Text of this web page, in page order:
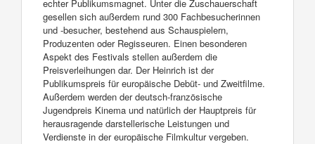
echter Publikumsmagnet. Unter die Zuschauerschaft
gesellen sich außerdem rund 300 Fachbesucherinnen
und -besucher, bestehend aus Schauspielern,
Produzenten oder Regisseuren. Einen besonderen
Aspekt des Festivals stellen außerdem die
Preisverleihungen dar. Der Heinrich ist der
Publikumspreis für europäische Debüt- und Zweitfilme.
Außerdem werden der deutsch-französische
Jugendpreis Kinema und natürlich der Hauptpreis für
herausragende darstellerische Leistungen und
Verdienste in der europäische Filmkultur vergeben.